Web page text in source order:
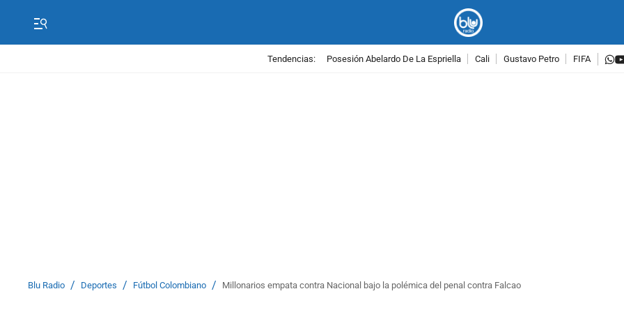
Tendencias: Posesión Abelardo De La Espriella Cali Gustavo Petro FIFA
Blu Radio / Deportes / Fútbol Colombiano / Millonarios empata contra Nacional bajo la polémica del penal contra Falcao